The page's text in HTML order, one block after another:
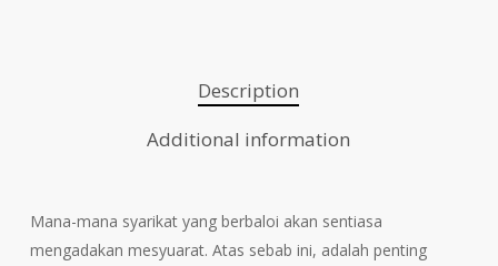
Description
Additional information
Mana-mana syarikat yang berbaloi akan sentiasa
mengadakan mesyuarat. Atas sebab ini, adalah penting